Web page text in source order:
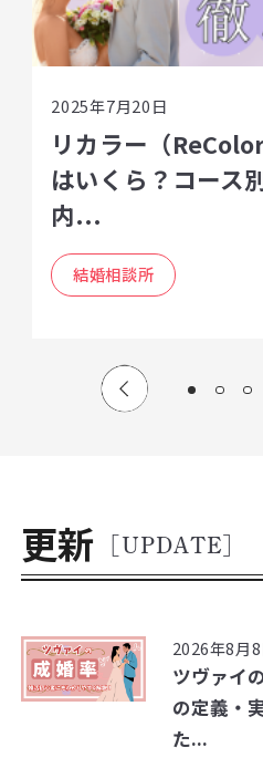
2025年7月20日
リカラー（
はいくら？コース
内...
結婚相談所
更新 [UPDATE]
2026年8月
ツヴァイ
の定義・
た...